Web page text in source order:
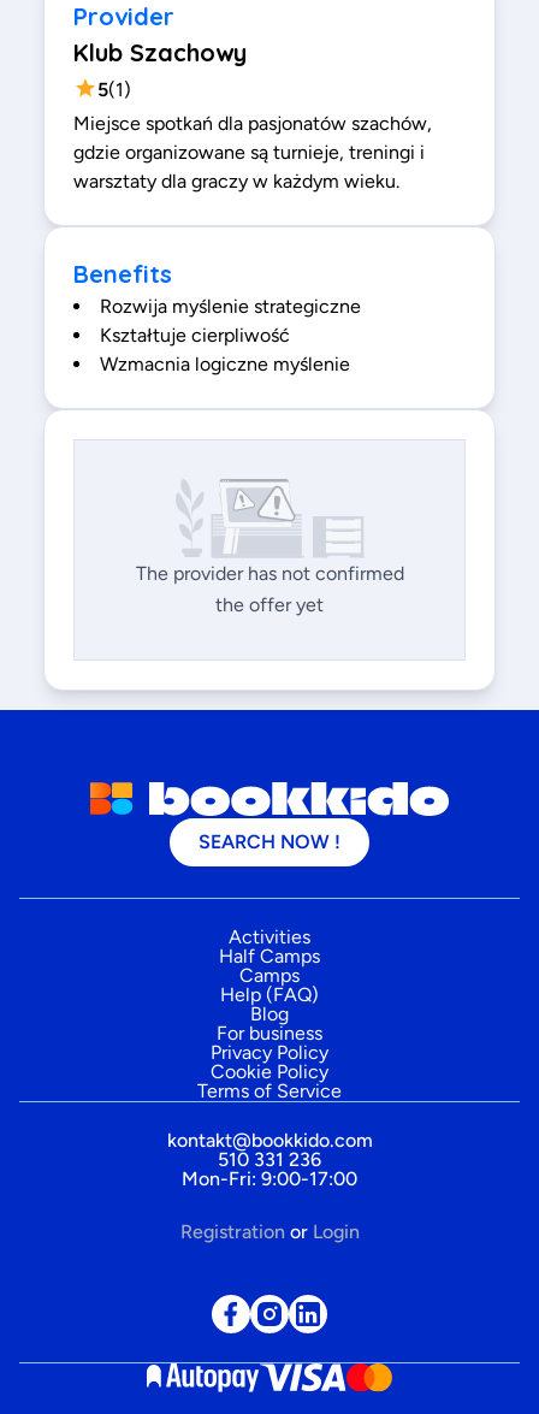
Provider
Klub Szachowy
5(1)
Miejsce spotkań dla pasjonatów szachów,
gdzie organizowane są turnieje, treningi i
warsztaty dla graczy w każdym wieku.
Benefits
Rozwija myślenie strategiczne
Kształtuje cierpliwość
Wzmacnia logiczne myślenie
The provider has not confirmed
the offer yet
SEARCH NOW !
Activities
Half Camps
Camps
Help (FAQ)
Blog
For business
Privacy Policy
Cookie Policy
Terms of Service
kontakt@bookkido.com
510 331 236
Mon-Fri: 9:00-17:00
Registration or Login